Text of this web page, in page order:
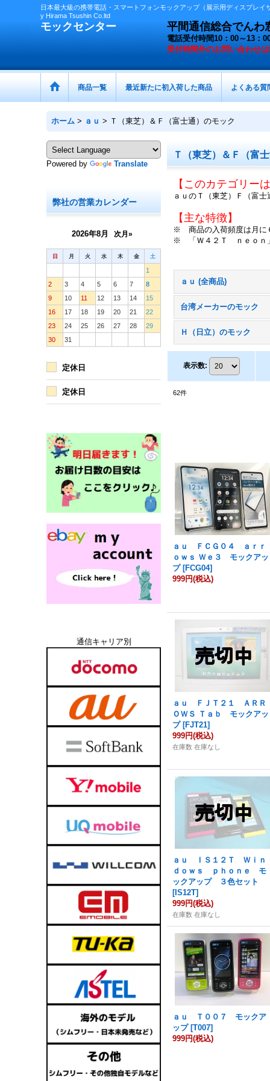
日本最大級の携帯電話・スマートフォンモックアップ（展示用ディスプ
y Hirama Tsushin Co.ltd
モックセンター 平間通信総合でん
電話受付時間10：00～13
受付時間外のお問い合わせ
商品一覧 最近新たに初入荷した商品 よくある質
ホーム > ａｕ > Ｔ（東芝）＆Ｆ（富士通）のモック
Powered by Translate
弊社の営業カレンダー
2026年8月 次月»
日 月 火 水 木 金 土
1
2
3 4 5 6 7
8
9
10 11 12 13 14
15
16
17 18 19 20 21
22
23
24 25 26 27 28
29
30
31
定休日
定休日
通信キャリア別
Ｔ（東芝）＆Ｆ（富
【このカテゴリー
ａｕのＴ（東芝）Ｆ（富
【主な特徴】
※ 商品の入荷頻度は月に
※ 「Ｗ４２Ｔ ｎｅｏｎ」
ａｕ (全商品)
台湾メーカーのモック
Ｈ（日立）のモック
表示数:
62件
ａｕ ＦＣＧ０４ ａｒｒ
ｏｗｓ Ｗｅ３ モックアッ
プ [FCG04]
999円(税込)
ａｕ ＦＪＴ２１ ＡＲＲ
ＯＷＳ Ｔａｂ モックアッ
プ [FJT21]
999円(税込)
在庫数 在庫なし
ａｕ ＩＳ１２Ｔ Ｗｉｎ
ｄｏｗｓ ｐｈｏｎｅ モ
ックアップ ３色セット
[IS12T]
999円(税込)
在庫数 在庫なし
ａｕ Ｔ００７ モックア
ップ [T007]
999円(税込)